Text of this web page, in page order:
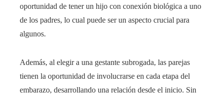
oportunidad de tener un hijo con conexión biológica a uno
de los padres, lo cual puede ser un aspecto crucial para
algunos.
Además, al elegir a una gestante subrogada, las parejas
tienen la oportunidad de involucrarse en cada etapa del
embarazo, desarrollando una relación desde el inicio. Sin